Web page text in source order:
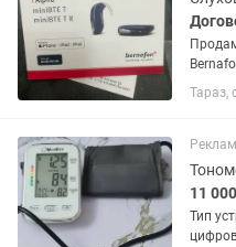
Тараз,
11
Тип